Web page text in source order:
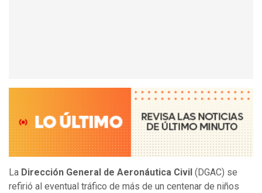
La Dirección General de Aeronáutica Civil (DGAC) se
refirió al eventual tráfico de más de un centenar de niños